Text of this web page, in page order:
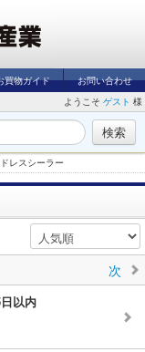
買物ガイド
お問い合わせ
ようこそ ゲスト 様
レスシーラー
次
以内